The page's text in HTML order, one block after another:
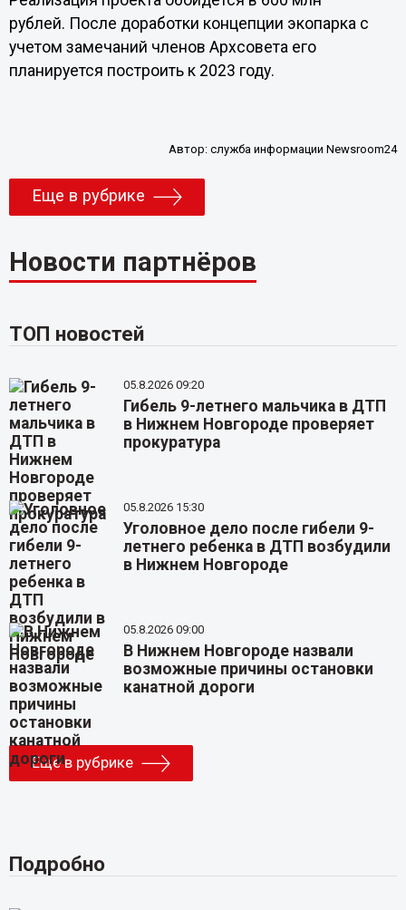
рублей. После доработки концепции экопарка с
учетом замечаний членов Архсовета его
планируется построить к 2023 году.
Автор:служба информации Newsroom24
Еще в рубрике
Новости партнёров
ТОП новостей
05.8.2026 09:20
Гибель 9-летнего мальчика в ДТП
в Нижнем Новгороде проверяет
прокуратура
05.8.2026 15:30
Уголовное дело после гибели 9-
летнего ребенка в ДТП возбудили
в Нижнем Новгороде
05.8.2026 09:00
В Нижнем Новгороде назвали
возможные причины остановки
канатной дороги
Еще в рубрике
Подробно